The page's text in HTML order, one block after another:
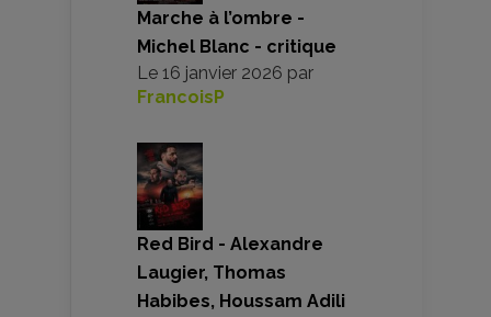
Marche à l’ombre -
Michel Blanc - critique
Le 16 janvier 2026 par
FrancoisP
Red Bird - Alexandre
Laugier, Thomas
Habibes, Houssam Adili